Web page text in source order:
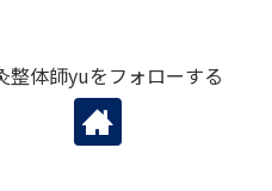
整体師yuをフォローする